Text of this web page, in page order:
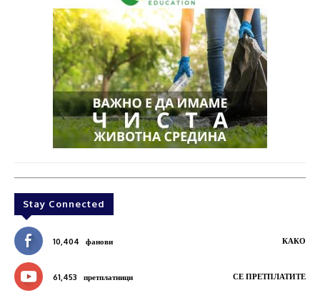
Stay Connected
10,404 фанови КАКО
61,453 претплатници СЕ ПРЕТПЛАТИТЕ